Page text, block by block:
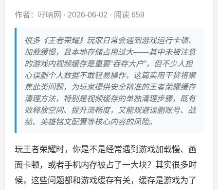
作者：吇呐网 · 2026-06-02 · 阅读 659
很多《王者荣耀》玩家日常会遇到游戏运行卡顿、
加载缓慢，且本地存储占用过大——其中未被注意
的游戏内视频缓存是重要“吞存大户”，但不少人担
心误删个人数据不敢轻易操作，这篇实用干货将聚
焦此类问题，为玩家提供安全精准的王者荣耀缓存
清理方法，特别是视频缓存的单独清理步骤，既有
效释放空间、提升流畅度，又能规避误删账号、战
绩、英雄铭文配置等核心内容的风险。
玩王者荣耀时，你是不是经常遇到游戏加载慢、画
面卡顿，或者手机内存被占了一大块？其实很多时
候，这些问题都和游戏缓存有关，缓存是游戏为了